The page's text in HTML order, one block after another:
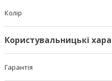
Колір
Користувальницькі
Гарантія